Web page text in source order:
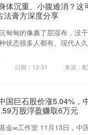
体沉重、小腹难消？这
法膏方深度分享
甸甸的像裹了层湿布，没
状态很多人都有。现代人
日期：12-31 来源：
国巨石股价涨5.04%，
万股浮盈赚取6万元
金∞工作室 11月13日，中